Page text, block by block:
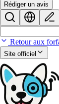
Rédiger un avis
Retour aux
Site officiel